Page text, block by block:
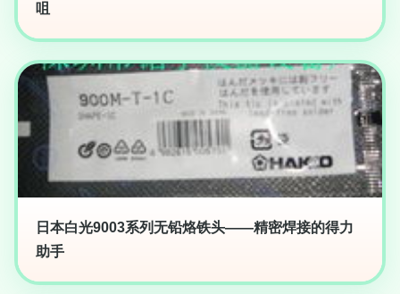
咀
日本白光9003系列无铅烙铁头——精密焊接的得力
助手